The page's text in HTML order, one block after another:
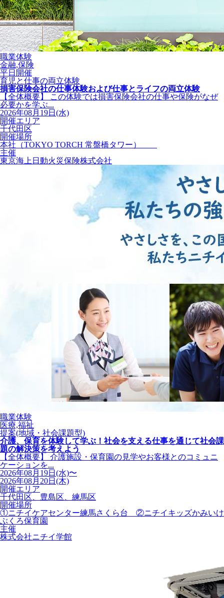
職業体験
金融,保険
平日開催
育児と仕事の両立体験
損害保険会社の仕事体験および仕事とライフの両立体験
【全体概要】 この体験では損害保険会社の仕事や保険がなぜ
必要かを学ぶ...
2026年08月19日(水)
開催エリア
千代田区
開催場所
本社（TOKYO TORCH 常盤橋タワー）
主催
東京海上日動火災保険株式会社
職業体験
医療,福祉
提案(地域・社会課題型)
介護、保育を体験して学ぶ！社会を支える仕事を通じて社会課
題の解決策を考えよう
【全体概要】 介護施設・保育園の見学やお客様とのコミュニ
ケーションを...
2026年08月19日(水)〜
2026年08月20日(木)
開催エリア
千代田区、豊島区、練馬区
開催場所
①ニチイケアセンター練馬さくら台 ②ニチイキッズかみいけ
ぶくろ保育園
主催
株式会社ニチイ学館